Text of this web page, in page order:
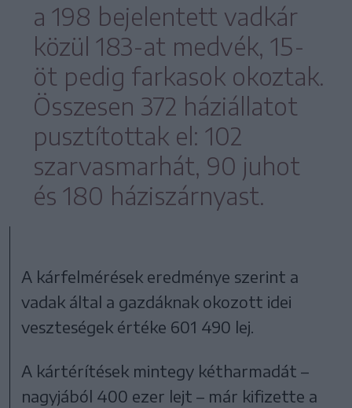
a 198 bejelentett vadkár
közül 183-at medvék, 15-
öt pedig farkasok okoztak.
Összesen 372 háziállatot
pusztítottak el: 102
szarvasmarhát, 90 juhot
és 180 háziszárnyast.
A kárfelmérések eredménye szerint a
vadak által a gazdáknak okozott idei
veszteségek értéke 601 490 lej.
A kártérítések mintegy kétharmadát –
nagyjából 400 ezer lejt – már kifizette a